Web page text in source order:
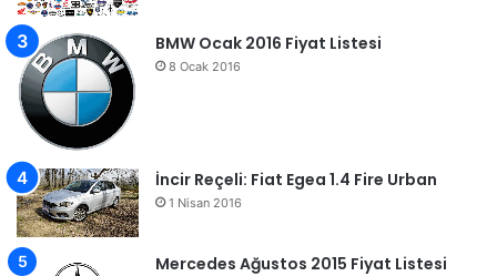
BMW Ocak 2016 Fiyat Listesi
8 Ocak 2016
İncir Reçeli: Fiat Egea 1.4 Fire Urban
1 Nisan 2016
Mercedes Ağustos 2015 Fiyat Listesi